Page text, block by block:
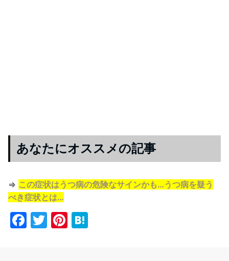
あなたにオススメの記事
⇒ この症状はうつ病の危険なサインかも…うつ病を疑う
べき症状とは…
F
T
Pi